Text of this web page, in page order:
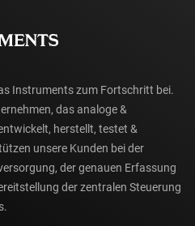
Instruments zum Fortschritt bei.
das analoge &
herstellt, testet &
unsere Kunden bei der
der genauen Erfassung
der zentralen Steuerung